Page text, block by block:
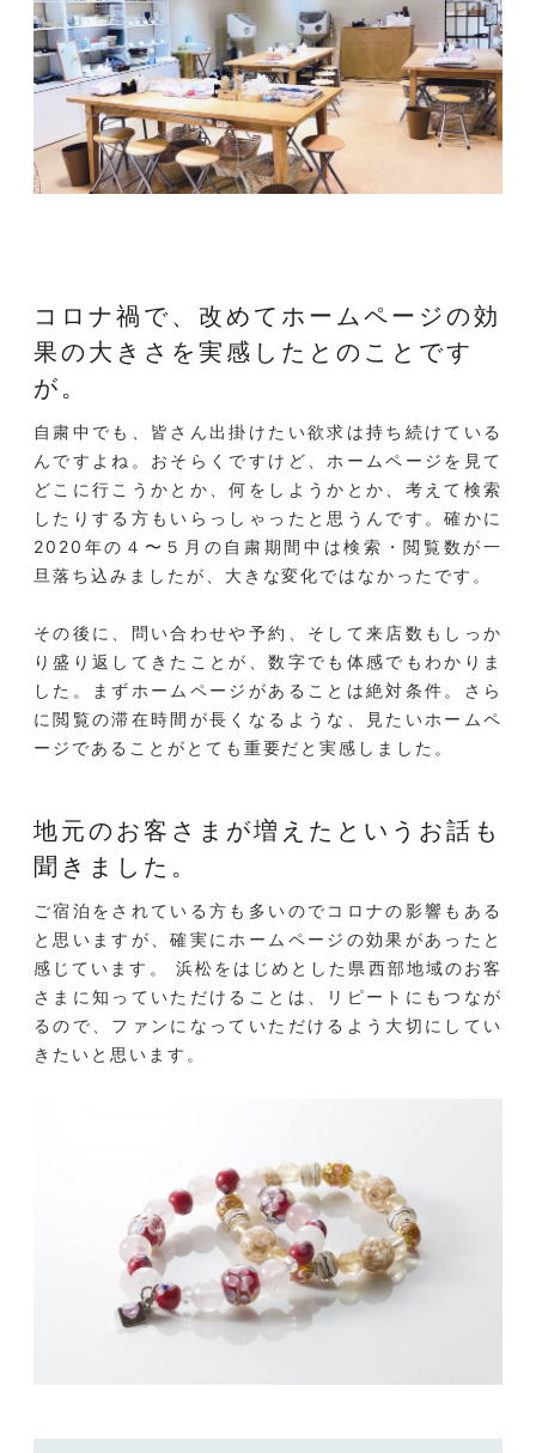
コロナ禍で、改めてホームページの効
果の大きさを実感したとのことです
が。
自粛中でも、皆さん出掛けたい欲求は持ち続けている
んですよね。おそらくですけど、ホームページを見て
どこに行こうかとか、何をしようかとか、考えて検索
したりする方もいらっしゃったと思うんです。確かに
2020年の４〜５月の自粛期間中は検索・閲覧数が一
旦落ち込みましたが、大きな変化ではなかったです。
その後に、問い合わせや予約、そして来店数もしっか
り盛り返してきたことが、数字でも体感でもわかりま
した。まずホームページがあることは絶対条件。さら
に閲覧の滞在時間が長くなるような、見たいホームペ
ージであることがとても重要だと実感しました。
地元のお客さまが増えたというお話も
聞きました。
ご宿泊をされている方も多いのでコロナの影響もある
と思いますが、確実にホームページの効果があったと
感じています。 浜松をはじめとした県西部地域のお客
さまに知っていただけることは、リピートにもつなが
るので、ファンになっていただけるよう大切にしてい
きたいと思います。